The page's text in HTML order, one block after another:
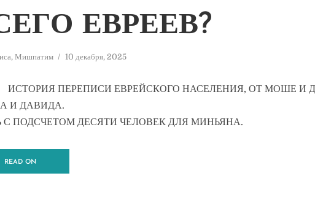
ЕВРЕЕВ?
, Мишпатим 10 декабря, 2025
ИСТОРИЯ ПЕРЕПИСИ ЕВРЕЙСКОГО НАСЕЛЕНИЯ, ОТ МОШЕ И
И ДАВИДА.
С ПОДСЧЕТОМ ДЕСЯТИ ЧЕЛОВЕК ДЛЯ МИНЬЯНА.
READ ON